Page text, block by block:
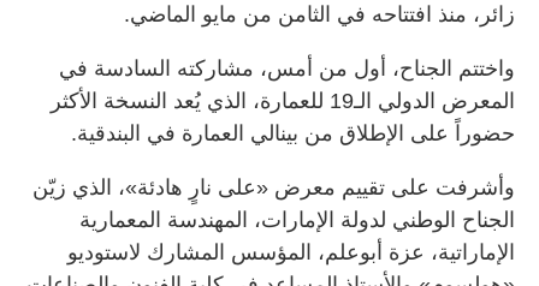
زائر، منذ افتتاحه في الثامن من مايو الماضي.
واختتم الجناح، أول من أمس، مشاركته السادسة في
المعرض الدولي الـ19 للعمارة، الذي يُعد النسخة الأكثر
حضوراً على الإطلاق من بينالي العمارة في البندقية.
وأشرفت على تقييم معرض «على نارٍ هادئة»، الذي زيّن
الجناح الوطني لدولة الإمارات، المهندسة المعمارية
الإماراتية، عزة أبوعلم، المؤسس المشارك لاستوديو